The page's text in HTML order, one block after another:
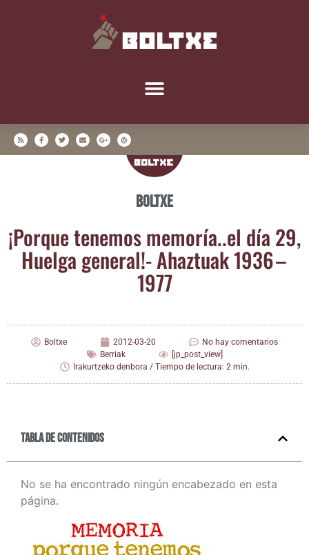
Boltxe
¡Por­que tene­mos memoría..el día 29,
Huel­ga gene­ral!- Ahaz­tuak 1936 –
1977
Boltxe 2012-03-20
No hay comentarios
Berriak
[jp_post_view]
Irakurtzeko denbora / Tiempo de lectura: 2 min.
Tabla de contenidos
No se ha encontrado ningún encabezado en esta
página.